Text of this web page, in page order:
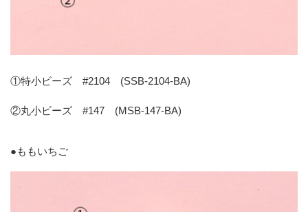
①特小ビーズ #2104 (SSB-2104-BA)
②丸小ビーズ #147 (MSB-147-BA)
●ももいちご